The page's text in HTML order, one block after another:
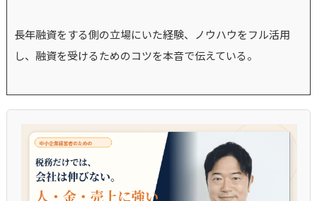
長年融資をする側の立場にいた経験、ノウハウをフル活用
し、融資を受けるためのコツを本音で伝えている。